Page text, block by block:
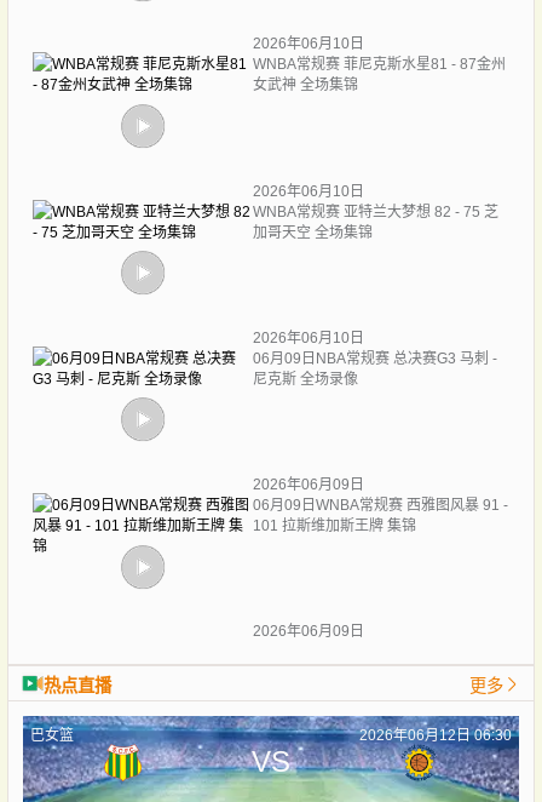
2026年06月10日
WNBA常规赛 菲尼克斯水星81 - 87金州
女武神 全场集锦
2026年06月10日
WNBA常规赛 亚特兰大梦想 82 - 75 芝
加哥天空 全场集锦
2026年06月10日
06月09日NBA常规赛 总决赛G3 马刺 -
尼克斯 全场录像
2026年06月09日
06月09日WNBA常规赛 西雅图风暴 91 -
101 拉斯维加斯王牌 集锦
2026年06月09日
热点直播 更多
巴女篮 2026年06月12日 06:30
VS